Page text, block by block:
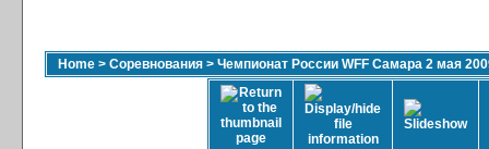
Home > Соревнования > Чемпионат России WFF Самара 2 мая